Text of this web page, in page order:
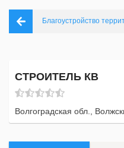
Благоустройство
СТРОИТЕЛЬ КВ
Волгоградская обл.,